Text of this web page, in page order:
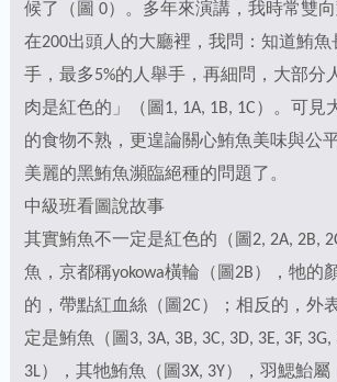
候了（圖 0）。多年來演講，我時常雙向
在200出頭人的大廳裡，我問：知道鮪魚
手，最多5%的人舉手，再細問，大部分
肉是紅色的」（圖1, 1A, 1B, 1C）。可見
的食物不熟，更遑論關心鮪魚美味與公
美麗的黑鮪魚瀕臨絕種的問題了。
中級班看圖說故事
其實鮪魚不一定是紅色的（圖2, 2A, 2B,
魚，京都稱yokowa橫輪（圖2B），牠的
的，帶點紅血絲（圖2C）；相反的，外
定是鮪魚（圖3, 3A, 3B, 3C, 3D, 3E, 3F, 3G,
3L），其牠鮪魚（圖3X, 3Y），羽鰓鮐屬